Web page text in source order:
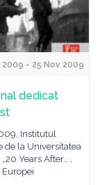
2009 - 25 Nov 2009
dedicat
Institutul
de la Universitatea
Years After… ,